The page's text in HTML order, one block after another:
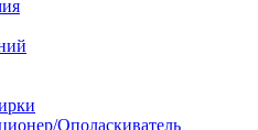
Ополаскиватель